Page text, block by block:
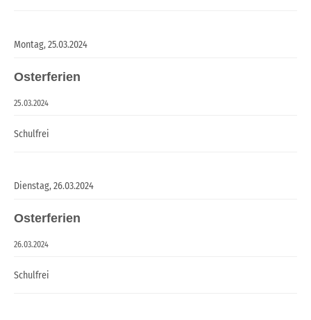
Montag,25.03.2024
Osterferien
25.03.2024
Schulfrei
Dienstag,26.03.2024
Osterferien
26.03.2024
Schulfrei